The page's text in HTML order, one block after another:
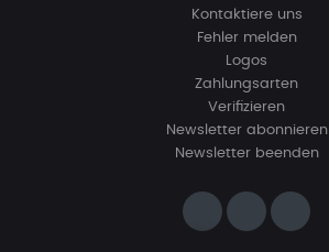
Kontaktiere uns
Fehler melden
Logos
Zahlungsarten
Verifizieren
Newsletter abonnieren
Newsletter beenden